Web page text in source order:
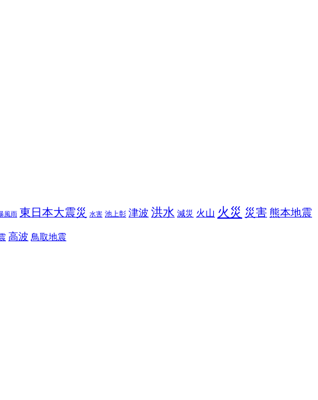
風雨 東日本大震災 水害 池上彰 津波 洪水 減災 火山 火災 災害 熊本地震
高波 鳥取地震